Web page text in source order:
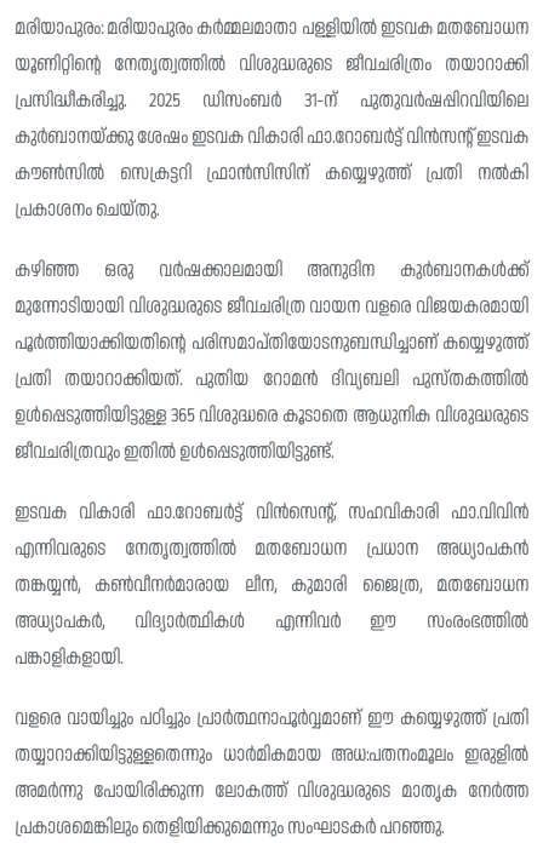
മരിയാപുരം: മരിയാപുരം കർമ്മലമാതാ പള്ളിയിൽ ഇടവക മതബോധന
യൂണിറ്റിന്റെ നേതൃത്വത്തിൽ വിശുദ്ധരുടെ ജീവചരിത്രം തയാറാക്കി
പ്രസിദ്ധീകരിച്ചു. 2025 ഡിസംബർ 31-ന് പുതുവർഷപ്പിറവിയിലെ
കുർബാനയ്ക്കു ശേഷം ഇടവക വികാരി ഫാ.റോബർട്ട് വിൻസന്റ് ഇടവക
കൗൺസിൽ സെക്രട്ടറി ഫ്രാൻസിസിന് കയ്യെഴുത്ത് പ്രതി നൽകി
പ്രകാശനം ചെയ്തു.
കഴിഞ്ഞ ഒരു വർഷക്കാലമായി അനുദിന കുർബാനകൾക്ക്
മുന്നോടിയായി വിശുദ്ധരുടെ ജീവചരിത്ര വായന വളരെ വിജയകരമായി
പൂർത്തിയാക്കിയതിന്റെ പരിസമാപ്തിയോടനുബന്ധിച്ചാണ് കയ്യെഴുത്ത്
പ്രതി തയാറാക്കിയത്. പുതിയ റോമൻ ദിവ്യബലി പുസ്തകത്തിൽ
ഉൾപ്പെടുത്തിയിട്ടുള്ള 365 വിശുദ്ധരെ കൂടാതെ ആധുനിക വിശുദ്ധരുടെ
ജീവചരിത്രവും ഇതിൽ ഉൾപ്പെടുത്തിയിട്ടുണ്ട്.
ഇടവക വികാരി ഫാ.റോബർട്ട് വിൻസെന്റ്, സഹവികാരി ഫാ.വിവിൻ
എന്നിവരുടെ നേതൃത്വത്തിൽ മതബോധന പ്രധാന അധ്യാപകൻ
തങ്കയ്യൻ, കൺവീനർമാരായ ലീന, കുമാരി ജൈത്ര, മതബോധന
അധ്യാപകർ, വിദ്യാർത്ഥികൾ എന്നിവർ ഈ സംരംഭത്തിൽ
പങ്കാളികളായി.
വളരെ വായിച്ചും പഠിച്ചും പ്രാർത്ഥനാപൂർവ്വമാണ് ഈ കയ്യെഴുത്ത് പ്രതി
തയ്യാറാക്കിയിട്ടുള്ളതെന്നും ധാർമികമായ അധ:പതനംമൂലം ഇരുളിൽ
അമർന്നു പോയിരിക്കുന്ന ലോകത്ത് വിശുദ്ധരുടെ മാതൃക നേർത്ത
പ്രകാശമെങ്കിലും തെളിയിക്കുമെന്നും സംഘാടകർ പറഞ്ഞു.